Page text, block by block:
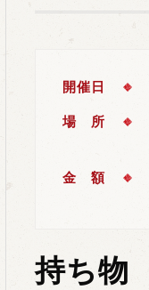
開催日
場 所
金 額
持ち物